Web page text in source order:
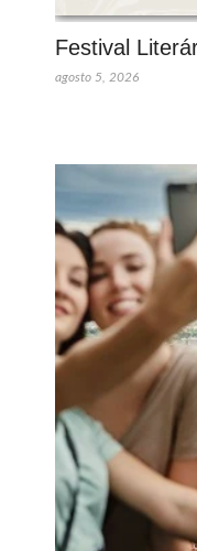
Festival
agosto 5, 2026